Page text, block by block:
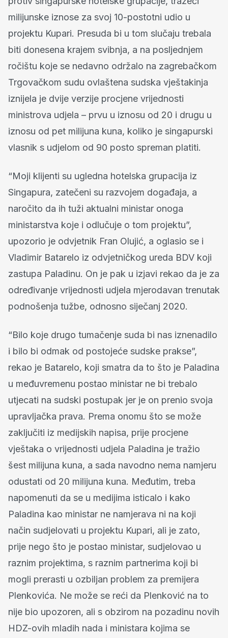
milijunske iznose za svoj 10-postotni udio u
projektu Kupari. Presuda bi u tom slučaju trebala
biti donesena krajem svibnja, a na posljednjem
ročištu koje se nedavno održalo na zagrebačkom
Trgovačkom sudu ovlaštena sudska vještakinja
iznijela je dvije verzije procjene vrijednosti
ministrova udjela – prvu u iznosu od 20 i drugu u
iznosu od pet milijuna kuna, koliko je singapurski
vlasnik s udjelom od 90 posto spreman platiti.
“Moji klijenti su ugledna hotelska grupacija iz
Singapura, zatečeni su razvojem događaja, a
naročito da ih tuži aktualni ministar onoga
ministarstva koje i odlučuje o tom projektu”,
upozorio je odvjetnik Fran Olujić, a oglasio se i
Vladimir Batarelo iz odvjetničkog ureda BDV koji
zastupa Paladinu. On je pak u izjavi rekao da je za
određivanje vrijednosti udjela mjerodavan trenutak
podnošenja tužbe, odnosno siječanj 2020.
“Bilo koje drugo tumačenje suda bi nas iznenadilo
i bilo bi odmak od postojeće sudske prakse”,
rekao je Batarelo, koji smatra da to što je Paladina
u međuvremenu postao ministar ne bi trebalo
utjecati na sudski postupak jer je on prenio svoja
upravljačka prava. Prema onomu što se može
zaključiti iz medijskih napisa, prije procjene
vještaka o vrijednosti udjela Paladina je tražio
šest milijuna kuna, a sada navodno nema namjeru
odustati od 20 milijuna kuna. Međutim, treba
napomenuti da se u medijima isticalo i kako
Paladina kao ministar ne namjerava ni na koji
način sudjelovati u projektu Kupari, ali je zato,
prije nego što je postao ministar, sudjelovao u
raznim projektima, s raznim partnerima koji bi
mogli prerasti u ozbiljan problem za premijera
Plenkovića. Ne može se reći da Plenković na to
nije bio upozoren, ali s obzirom na pozadinu novih
HDZ-ovih mladih nada i ministara kojima se